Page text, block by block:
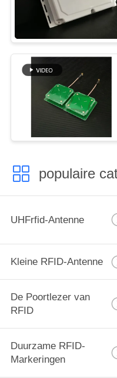
populaire
UHFrfid-Antenne
Kleine RFID-Antenne
De Poortlezer van
RFID
Duurzame RFID-
Markeringen